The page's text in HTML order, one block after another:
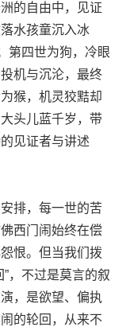
的自由中，见证
水孩童沉入冰
第四世为狗，冷眼
机与沉沦，最终
猴，机灵狡黠却
头儿蓝千岁，带
见证者与讲述
排，每一世的苦
西门闹始终在偿
恨。但当我们拨
，不过是莫言的叙
，是欲望、偏执
的轮回，从来不